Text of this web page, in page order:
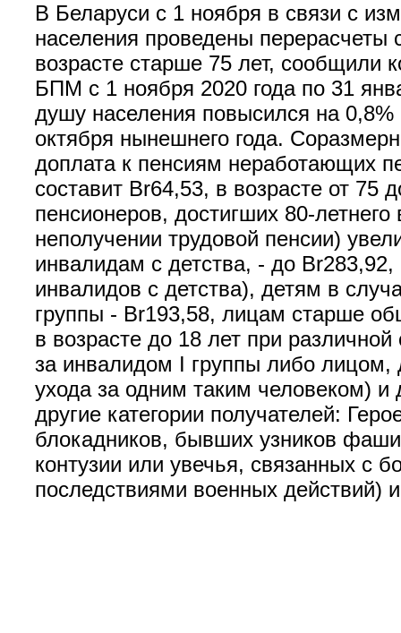
В Беларуси с 1 ноября в связи с
населения проведены
возрасте старше 75 лет, сообщили
БПМ с 1 ноября 2020 года по 31
душу населения повысился на
октября нынешнего года.
доплата к пенсиям неработающих
составит Br64,53, в возрасте от 75
пенсионеров, достигших 80-
неполучении трудовой пенсии)
инвалидам с детства, - до
инвалидов с детства), детям в
группы - Br193,58, лицам старше
в возрасте до 18 лет при
за инвалидом I группы либо лицом,
ухода за одним таким человеком)
другие категории получателей:
блокадников, бывших узников
контузии или увечья, связанных с
последствиями военных